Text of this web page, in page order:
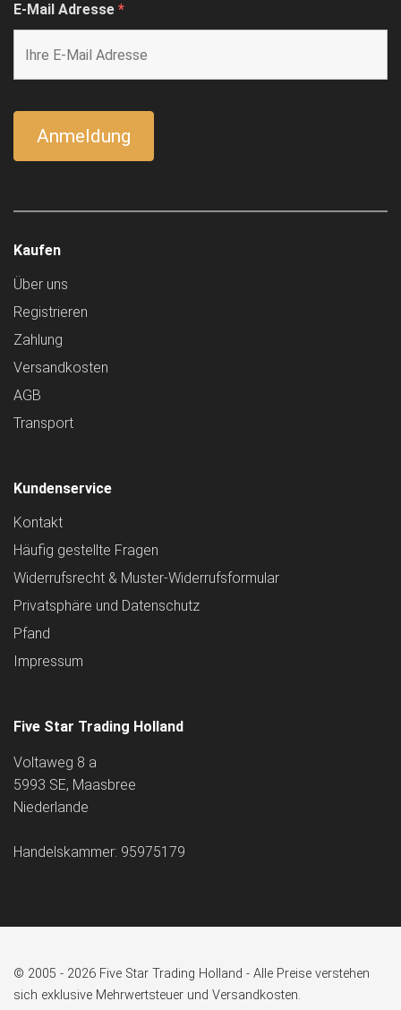
E-Mail Adresse *
Kaufen
Über uns
Registrieren
Zahlung
Versandkosten
AGB
Transport
Kundenservice
Kontakt
Häufig gestellte Fragen
Widerrufsrecht & Muster-Widerrufsformular
Privatsphäre und Datenschutz
Pfand
Impressum
Five Star Trading Holland
Voltaweg 8 a
5993 SE, Maasbree
Niederlande
Handelskammer: 95975179
© 2005 - 2026 Five Star Trading Holland - Alle Preise verstehen
sich exklusive Mehrwertsteuer und Versandkosten.